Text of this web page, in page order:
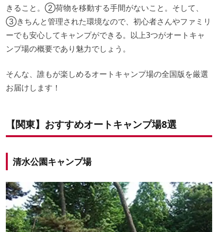
きること。②荷物を移動する手間がないこと。そして、
③きちんと管理された環境なので、初心者さんやファミリ
ーでも安心してキャンプができる。以上3つがオートキャ
ンプ場の概要であり魅力でしょう。
そんな、誰もが楽しめるオートキャンプ場の全国版を厳選
お届けします！
【関東】おすすめオートキャンプ場8選
清水公園キャンプ場